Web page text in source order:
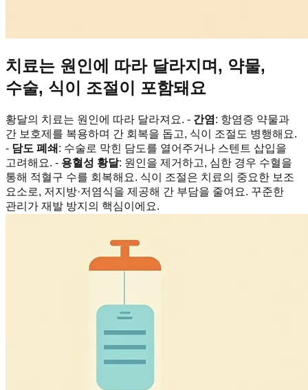
치료는 원인에 따라 달라지며, 약물,
수술, 식이 조절이 포함돼요
황달의 치료는 원인에 따라 달라져요. - 간염: 항염증 약물과
간 보호제를 복용하며 간 회복을 돕고, 식이 조절도 병행해요.
- 담도 폐쇄 : 수술로 막힌 담도를 열어주거나 스텐트 삽입을
고려해요. - 용혈성 황달: 원인을 제거하고, 심한 경우 수혈을
통해 적혈구 수를 회복해요. 식이 조절은 치료의 중요한 보조
요소로, 저지방·저염식을 제공해 간 부담을 줄여요. 꾸준한
관리가 재발 방지의 핵심이에요.